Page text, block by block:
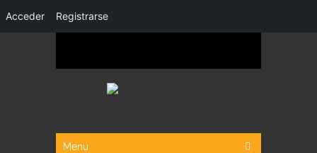
Acceder Registrarse
Menu